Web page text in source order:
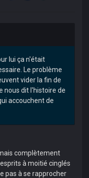
lui ça n'était
Le problème
vider la fin de
nous dit l'histoire de
accouchent de
complètement
à moitié cinglés
pas à se rapprocher